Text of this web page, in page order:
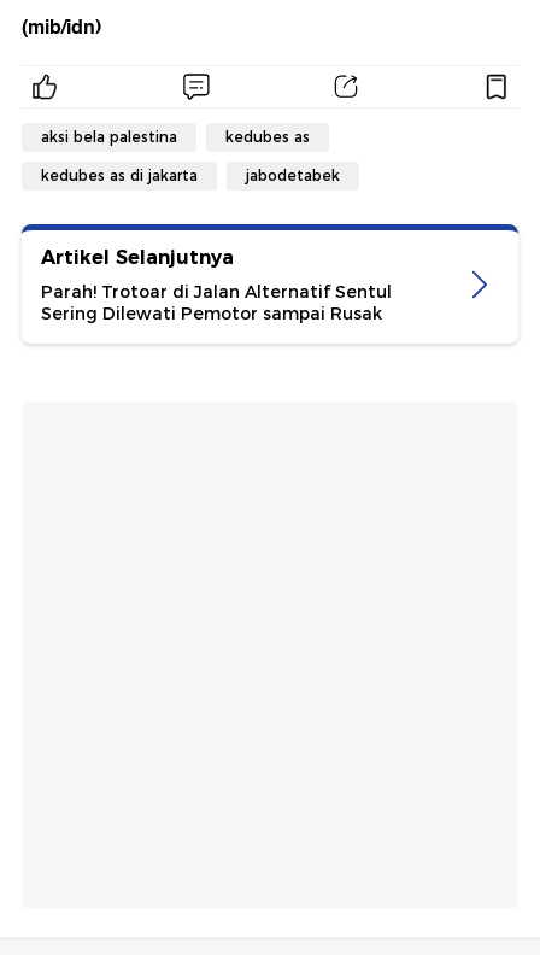
(mib/idn)
aksi bela palestina kedubes as
kedubes as di jakarta jabodetabek
Artikel Selanjutnya
Parah! Trotoar di Jalan Alternatif Sentul
Sering Dilewati Pemotor sampai Rusak